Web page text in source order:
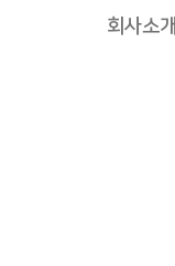
회사소개